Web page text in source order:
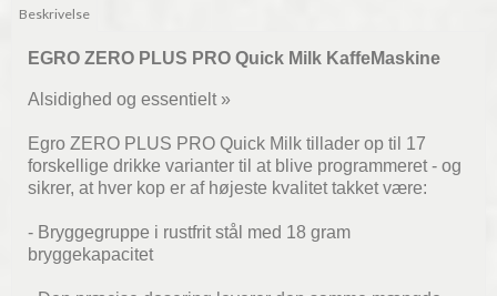
Beskrivelse
EGRO ZERO PLUS PRO Quick Milk KaffeMaskine
Alsidighed og essentielt »
Egro ZERO PLUS PRO Quick Milk tillader op til 17
forskellige drikke varianter til at blive programmeret - og
sikrer, at hver kop er af højeste kvalitet takket være:
- Bryggegruppe i rustfrit stål med 18 gram
bryggekapacitet